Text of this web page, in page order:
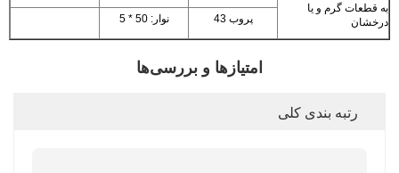
به قطعات گرم و یا
درخشان
پروب 43 نوار: 50 * 5
امتیازها و بررسی‌ها
رتبه بندی کلی